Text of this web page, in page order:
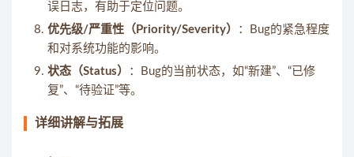
误日志，有助于定位问题。
优先级/严重性（Priority/Severity）
：Bug的紧急程度
和对系统功能的影响。
状态（Status）
：Bug的当前状态，如“新建”、“已修
复”、“待验证”等。
详细讲解与拓展